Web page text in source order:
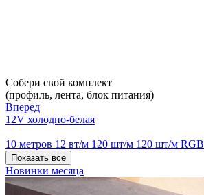
Собери свой комплект
(профиль, лента, блок питания)
Вперед
12V холодно-белая
10 метров 12 вт/м 120 шт/м 120 шт/м RGB
Показать все
Новинки месяца